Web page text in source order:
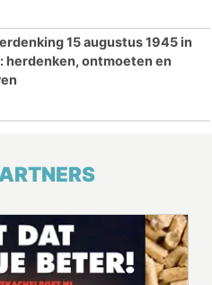
15 augustus 1945 in
herdenken, ontmoeten en